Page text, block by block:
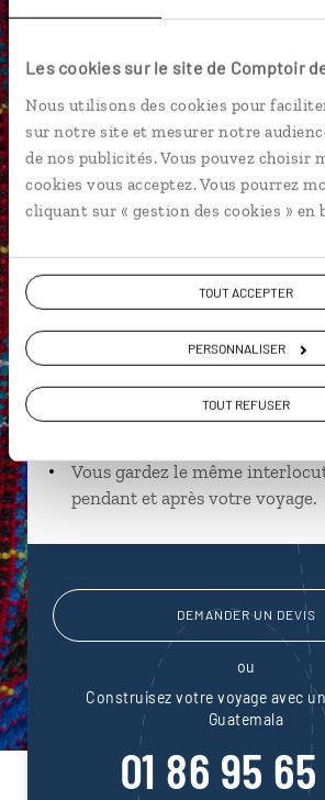
Les cookies sur le site de Comptoir
Nous utilisons des cookies pour
sur notre site et mesurer notre
de nos publicités. Vous pouvez choisir
cookies vous acceptez. Vous pourrez
cliquant sur « gestion des cookies » en
TOUT ACCEPTER
PERSONNALISER
TOUT REFUSER
Mathilde,
spécialiste
spécialistes
Ils sauront organiser votre
près de vos envies et de la
Échangez en face à face ou
connectés en agence, mais
Vous gardez le même
pendant et après votre voyage.
DEMANDER UN DEVIS
ou
Construisez votre voyage avec
Guatemala
01 86 95